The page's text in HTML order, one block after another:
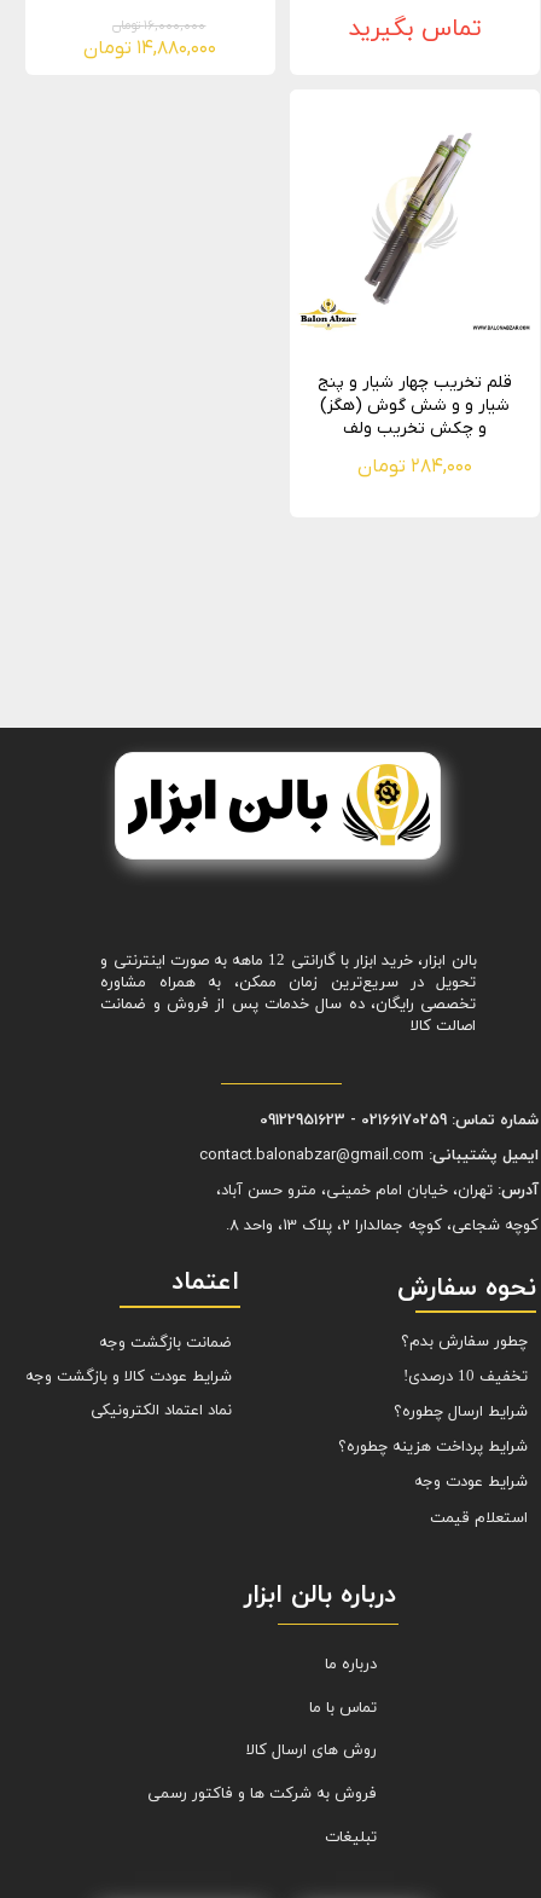
تماس بگیرید ۱۶,۰۰۰,۰۰۰ تومان
۱۴,۸۸۰,۰۰۰ تومان
قلم تخریب چهار شیار و پنج
شیار و و شش گوش (هگز)
و چکش تخریب ولف
۲۸۴,۰۰۰ تومان
بالن ابزار، خرید ابزار با گارانتی 12 ماهه به صورت اینترنتی و
تحویل در سریع‌ترین زمان ممکن، به همراه مشاوره
تخصصی رایگان، ده سال خدمات پس از فروش و ضمانت
اصالت کالا
شماره تماس: 02166170259 - 09122951623
ایمیل پشتیبانی:
آدرس: تهران، خیابان امام خمینی، مترو حسن آباد،
کوچه شجاعی، کوچه جمالدارا 2، پلاک 13، واحد 8.
نحوه سفارش
چطور سفارش بدم؟
تخفیف 10 درصدی!
شرایط ارسال چطوره؟
شرایط پرداخت هزینه چطوره؟
شرایط عودت وجه
استعلام قیمت
اعتماد
ضمانت بازگشت وجه
شرایط عودت کالا و بازگشت وجه
نماد اعتماد الکترونیکی
درباره بالن ابزار
درباره ما
تماس با ما
روش های ارسال کالا
فروش به شرکت ها و فاکتور رسمی
تبلیغات